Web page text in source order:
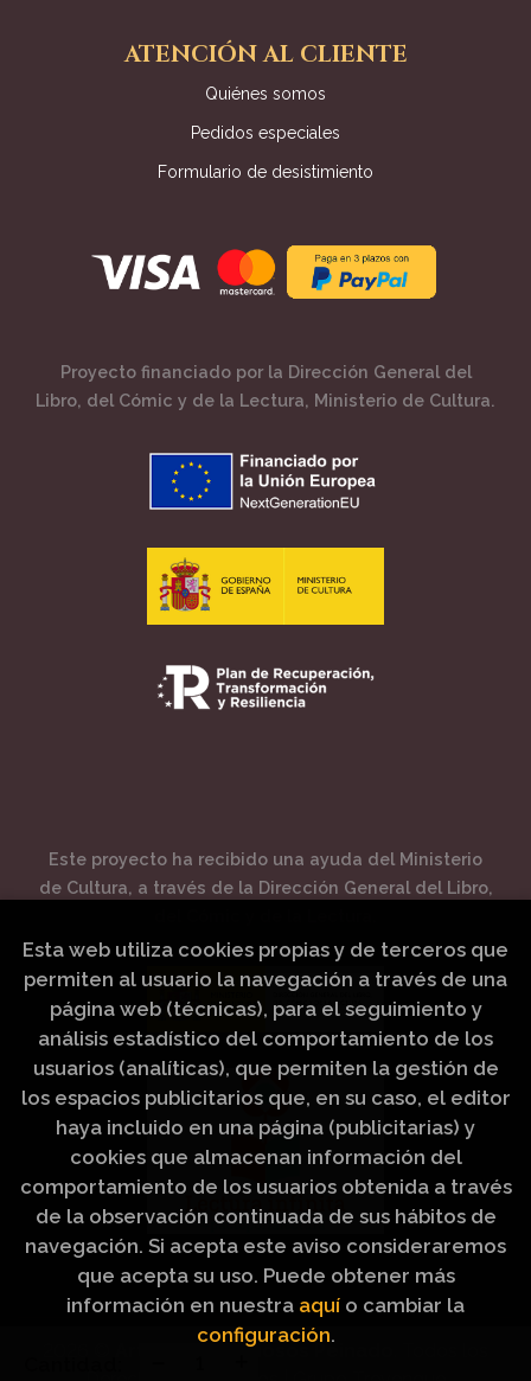
ATENCIÓN AL CLIENTE
Quiénes somos
Pedidos especiales
Formulario de desistimiento
Proyecto financiado por la Dirección General del
Libro, del Cómic y de la Lectura, Ministerio de Cultura.
Este proyecto ha recibido una ayuda del Ministerio
de Cultura, a través de la Dirección General del Libro,
Artículos Religiosos Peinado
Esta web utiliza cookies propias y de terceros que
permiten al usuario la navegación a través de una
página web (técnicas), para el seguimiento y
análisis estadístico del comportamiento de los
usuarios (analíticas), que permiten la gestión de
los espacios publicitarios que, en su caso, el editor
haya incluido en una página (publicitarias) y
cookies que almacenan información del
comportamiento de los usuarios obtenida a través
de la observación continuada de sus hábitos de
navegación. Si acepta este aviso consideraremos
que acepta su uso. Puede obtener más
información en nuestra aquí o cambiar la
configuración.